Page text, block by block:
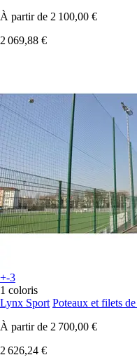
À partir de 2 100,00 €
2 069,88 €
+-3
1 coloris
Lynx Sport Poteaux et filets
À partir de 2 700,00 €
2 626,24 €